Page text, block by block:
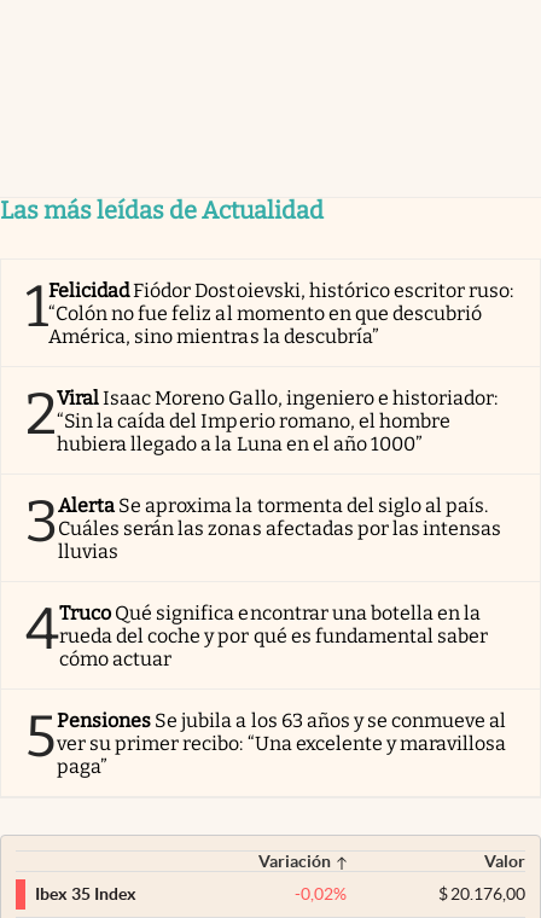
Las más leídas de Actualidad
1FelicidadFiódor Dostoievski, histórico escritor ruso:
“Colón no fue feliz al momento en que descubrió
América, sino mientras la descubría”
2ViralIsaac Moreno Gallo, ingeniero e historiador:
“Sin la caída del Imperio romano, el hombre
hubiera llegado a la Luna en el año 1000”
3Alerta Se aproxima la tormenta del siglo al país.
Cuáles serán las zonas afectadas por las intensas
lluvias
4Truco Qué significa encontrar una botella en la
rueda del coche y por qué es fundamental saber
cómo actuar
5Pensiones Se jubila a los 63 años y se conmueve al
ver su primer recibo: “Una excelente y maravillosa
paga”
Variación
Valor
Ibex 35 Index
-0,02% $20.176,00